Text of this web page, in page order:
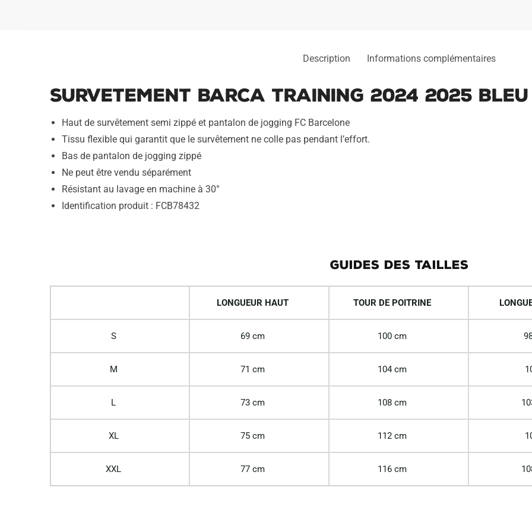
Description Informations complémentaires
Survetement Barca Training 2024 2025
Haut de survêtement semi zippé et pantalon de jogging FC Barcelone
Tissu flexible qui garantit que le survêtement ne colle pas pendant l’effort.
Bas de pantalon de jogging zippé
Ne peut être vendu séparément
Résistant au lavage en machine à 30°
Identification produit : FCB78432
GUIDES DES TAILLES
LONGUEUR HAUT TOUR DE POITRINE
S 69 cm 100 cm
M 71 cm 104 cm
L 73 cm 108 cm
XL 75 cm 112 cm
XXL 77 cm 116 cm